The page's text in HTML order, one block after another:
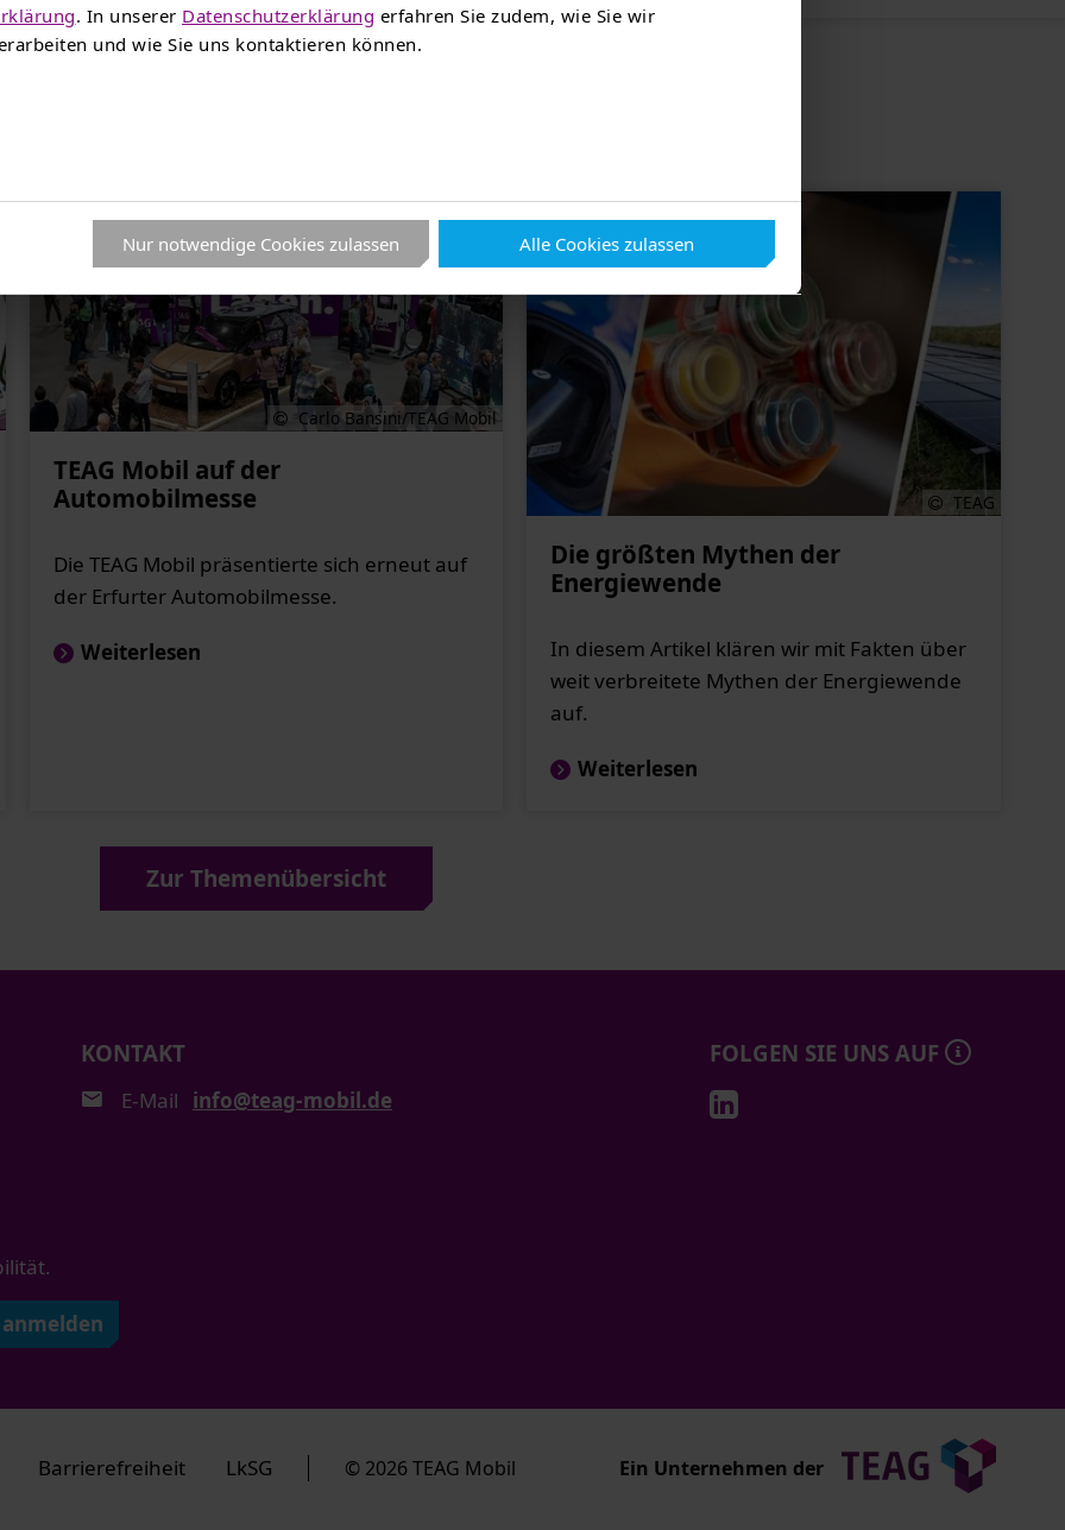
. In unserer Datenschutzerklärung erfahren Sie zudem, wie Sie wir
und wie Sie uns kontaktieren können.
Nur notwendige Cookies zulassen Alle Cookies zulassen
Carlo Bansini/TEAG Mobil
TEAG Mobil auf der
Automobilmesse
Die TEAG Mobil präsentierte sich erneut auf
der Erfurter Automobilmesse.
Weiterlesen
TEAG
Die größten Mythen der
Energiewende
In diesem Artikel klären wir mit Fakten über
weit verbreitete Mythen der Energiewende
auf.
Weiterlesen
Zur Themenübersicht
KONTAKT
E-Mail info@teag-mobil.de
FOLGEN SIE UNS AUF
anmelden
Barrierefreiheit LkSG © 2026 TEAG Mobil Ein Unternehmen der